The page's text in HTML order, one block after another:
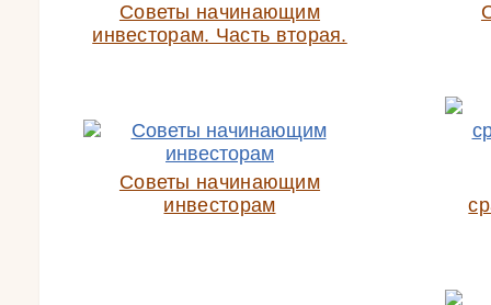
Советы начинающим
инвесторам. Часть вторая.
Советы начинающим
инвесторам